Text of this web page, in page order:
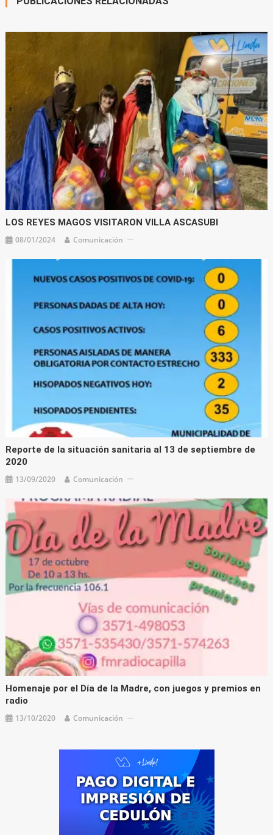
LOS REYES MAGOS VISITARON VILLA ASCASUBI
08/01/2024 Comunicación
Reporte de la situación sanitaria al 13 de septiembre de
2020
13/09/2020 Comunicación
Homenaje por el Día de la Madre, con juegos y premios en
radio
13/10/2020 Comunicación